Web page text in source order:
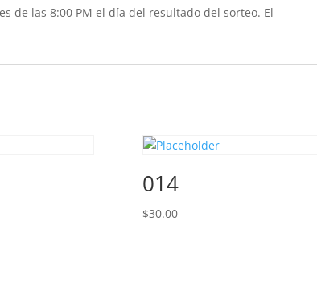
de las 8:00 PM el día del resultado del sorteo. El
014
$30.00